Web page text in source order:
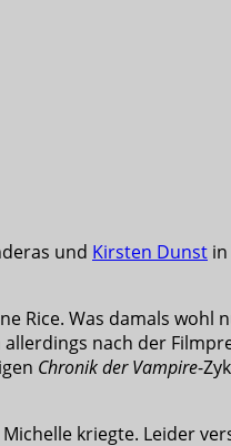
und Kirsten Dunst
Rice. Was damals wohl
nach der
Chronik der Vampire-
kriegte. Leider